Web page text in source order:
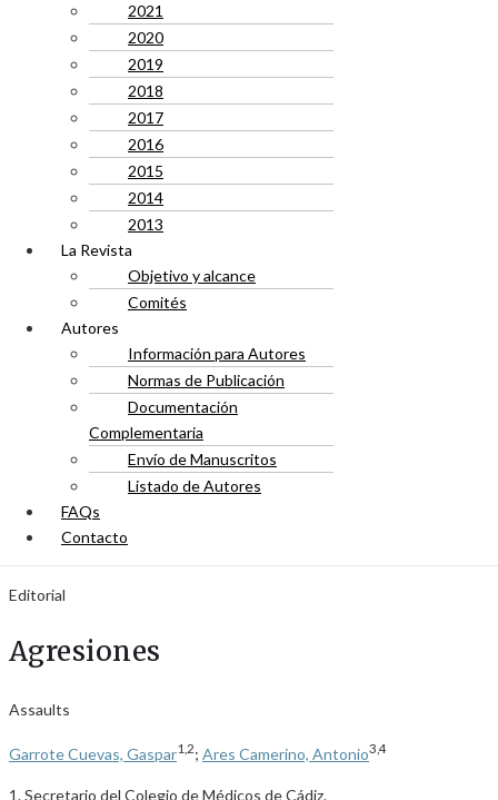
2021
2020
2019
2018
2017
2016
2015
2014
2013
La Revista
Objetivo y alcance
Comités
Autores
Información para Autores
Normas de Publicación
Documentación
Complementaria
Envío de Manuscritos
Listado de Autores
FAQs
Contacto
Editorial
Agresiones
Assaults
Garrote Cuevas, Gaspar1,2; Ares Camerino, Antonio3,4
1. Secretario del Colegio de Médicos de Cádiz.